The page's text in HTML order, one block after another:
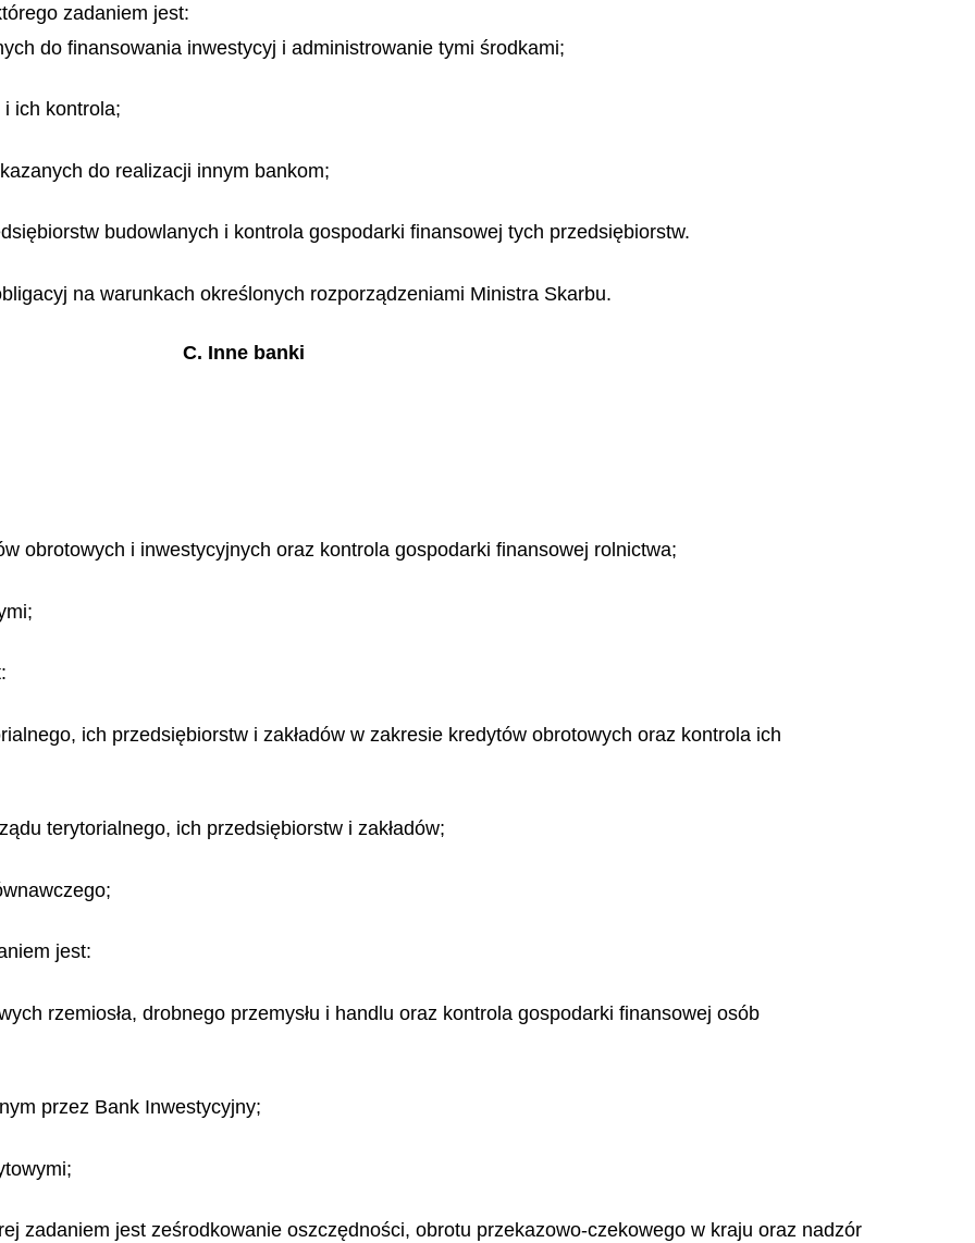
zadaniem jest:
do finansowania inwestycyj i administrowanie tymi środkami;
ich kontrola;
do realizacji innym bankom;
budowlanych i kontrola gospodarki finansowej tych przedsiębiorstw.
na warunkach określonych rozporządzeniami Ministra Skarbu.
C. Inne banki
obrotowych i inwestycyjnych oraz kontrola gospodarki finansowej rolnictwa;
ich przedsiębiorstw i zakładów w zakresie kredytów obrotowych oraz kontrola ich
terytorialnego, ich przedsiębiorstw i zakładów;
nawczego;
jest:
rzemiosła, drobnego przemysłu i handlu oraz kontrola gospodarki finansowej osób
przez Bank Inwestycyjny;
zadaniem jest ześrodkowanie oszczędności, obrotu przekazowo-czekowego w kraju oraz nadzór